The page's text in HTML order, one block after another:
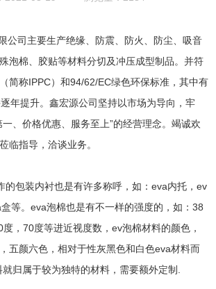
公司主要生产绝缘、防震、防火、防尘、吸音
泡棉、胶贴等材料分切及冲压成型制品。并符
简称IPPC）和94/62/EC绿色环保标准，其中有
年提升。鑫宏源公司坚持以市场为导向，牢
、价格优惠、服务至上”的经营理念。竭诚欢
临指导，洽谈业务。
包装内衬也是有许多称呼，如：eva内托，ev
等。eva泡棉也是有不一样的强度的，如：38
，70度等进近视度数，ev泡棉材料的颜色，
五颜六色，相对于性灰黑色和白色eva材料而
归属于较为独特的材料，需要额外定制.